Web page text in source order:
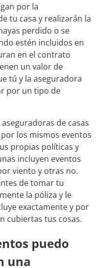
por la
tu casa y realizarán la
perdido o se
estén incluidos en
en el contrato
un valor de
tú y la aseguradora
por un tipo de
de casas
los mismos eventos
propias políticas y
incluyen eventos
viento y otras no.
de tomar tu
la póliza y le
exactamente y por
cubiertas tus cosas.
puedo
una